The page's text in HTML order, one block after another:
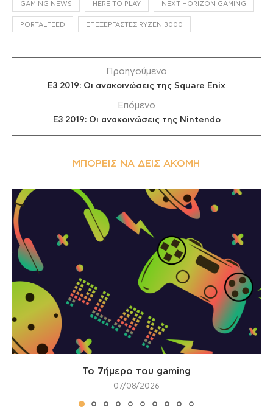
GAMING NEWS HERE TO PLAY NEXT HORIZON GAMING
PORTALFEED ΕΠΕΞΕΡΓΑΣΤΈΣ RYZEN 3000
Προηγούμενο
E3 2019: Οι ανακοινώσεις της Square Enix
Επόμενο
E3 2019: Οι ανακοινώσεις της Nintendo
ΜΠΟΡΕΊΣ ΝΑ ΔΕΙΣ ΑΚΌΜΗ
Το 7ήμερο του gaming
07/08/2026